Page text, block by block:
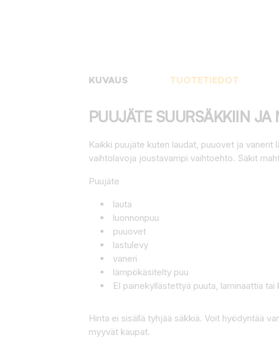
KUVAUS TUOTETIEDOT
PUUJÄTE SUURSÄKKIIN
Kaikki puujäte kuten laudat, puuovet ja
vaihtolavoja joustavampi vaihtoehto. Säkit
Puujäte
lauta
luonnonpuu
puuovet
lastulevy
vaneri
lämpökäsitelty puu
EI painekyllästettyä puuta, laminaattia tai
Hinta ei sisällä tyhjää säkkiä. Voit hyödyntää
myyvät kaupat.